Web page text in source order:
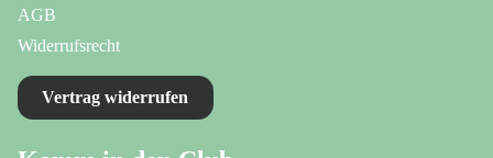
AGB
Widerrufsrecht
Vertrag widerrufen